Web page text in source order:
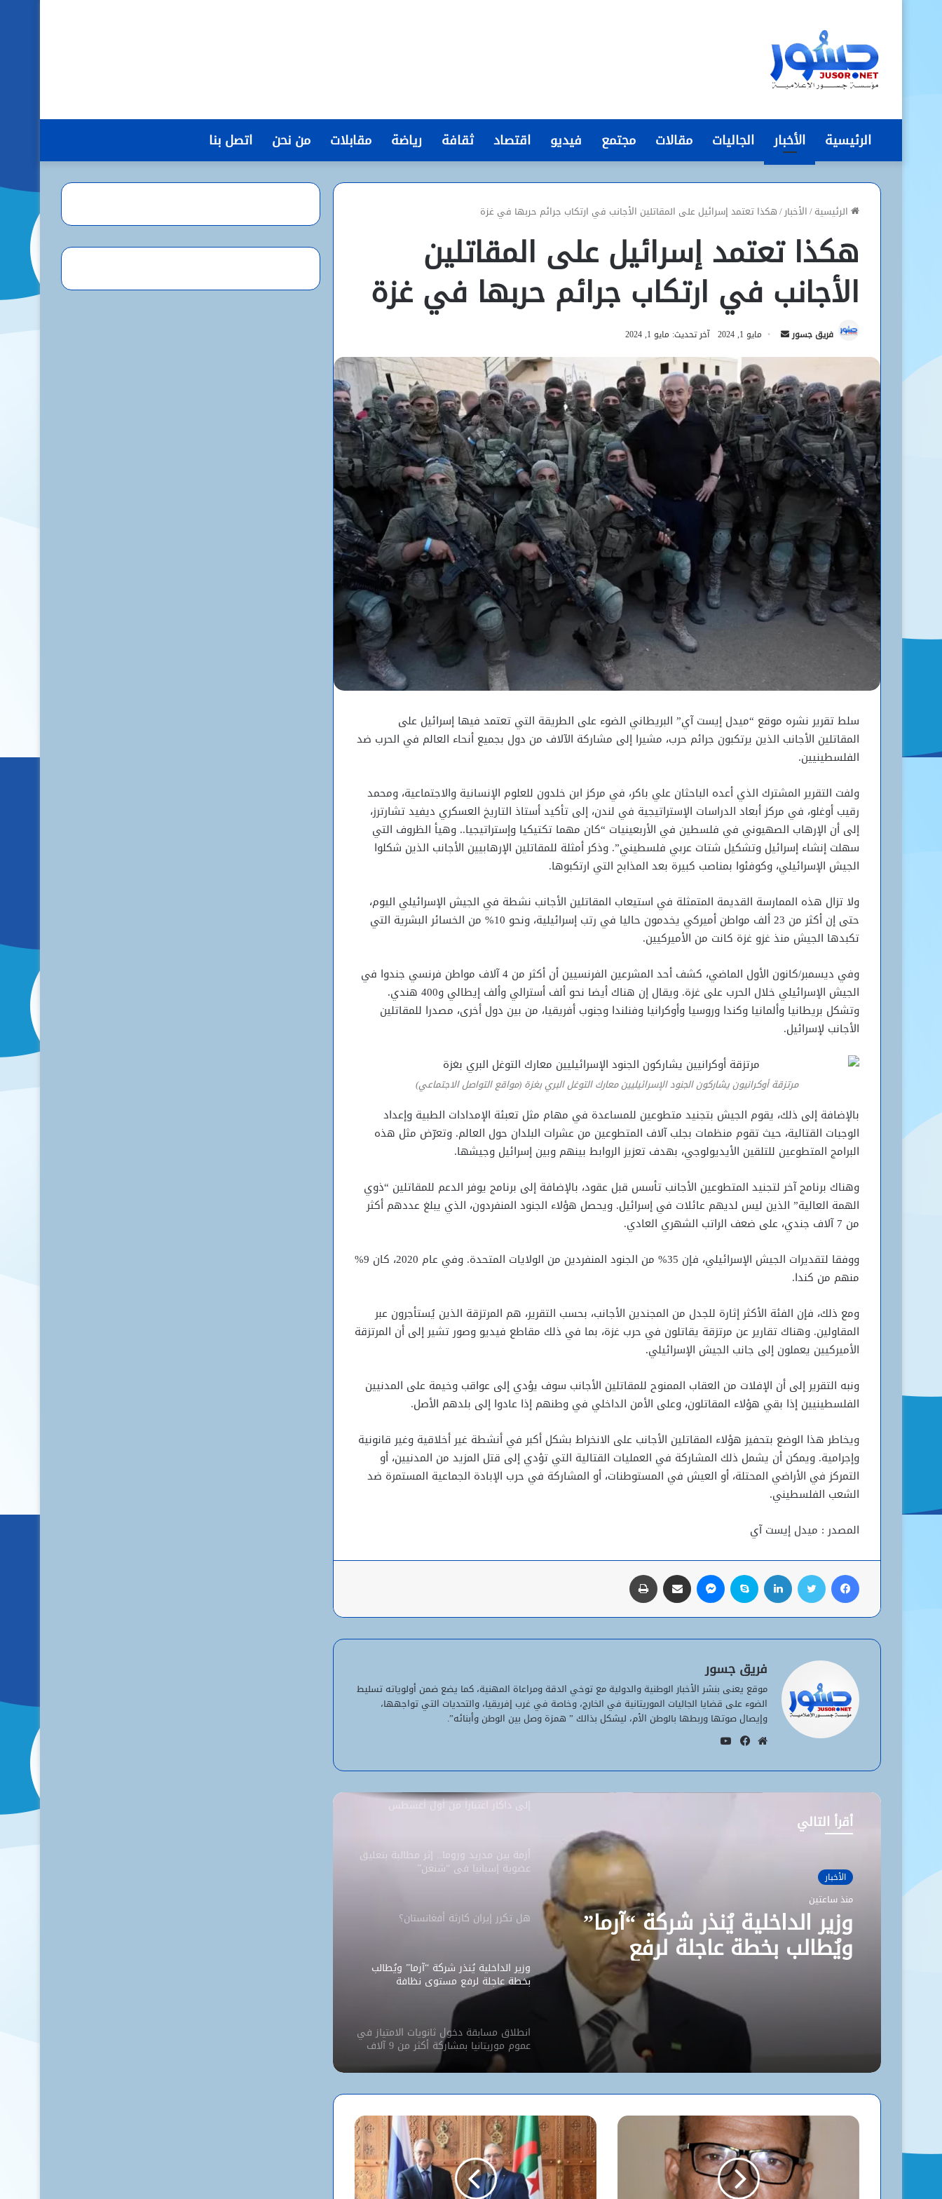
الرئيسية الأخبار الجاليات مقالات مجتمع فيديو اقتصاد ثقافة رياضة مقابلات من نحن اتصل بنا
الرئيسية/الأخبار/هكذا تعتمد إسرائيل على المقاتلين الأجانب في ارتكاب جرائم حربها في غزة
هكذا تعتمد إسرائيل على المقاتلين
الأجانب في ارتكاب جرائم حربها في غزة
فريق جسور
أرسل
إلكترونيا
مايو 1, 2024 آخر تحديث: مايو 1, 2024
سلط تقرير نشره موقع “ميدل إيست آي” البريطاني الضوء على الطريقة التي تعتمد فيها إسرائيل على
المقاتلين الأجانب الذين يرتكبون جرائم حرب، مشيرا إلى مشاركة الآلاف من دول بجميع أنحاء العالم في الحرب ضد
الفلسطينيين.
ولفت التقرير المشترك الذي أعده الباحثان علي باكر، في مركز ابن خلدون للعلوم الإنسانية والاجتماعية، ومحمد
رقيب أوغلو، في مركز أبعاد الدراسات الإستراتيجية في لندن، إلى تأكيد أستاذ التاريخ العسكري ديفيد تشارترز،
إلى أن الإرهاب الصهيوني في فلسطين في الأربعينيات “كان مهما تكتيكيا وإستراتيجيا.. وهيأ الظروف التي
سهلت إنشاء إسرائيل وتشكيل شتات عربي فلسطيني”. وذكر أمثلة للمقاتلين الإرهابيين الأجانب الذين شكلوا
الجيش الإسرائيلي، وكوفئوا بمناصب كبيرة بعد المذابح التي ارتكبوها.
ولا تزال هذه الممارسة القديمة المتمثلة في استيعاب المقاتلين الأجانب نشطة في الجيش الإسرائيلي اليوم،
حتى إن أكثر من 23 ألف مواطن أميركي يخدمون حاليا في رتب إسرائيلية، ونحو 10% من الخسائر البشرية التي
تكبدها الجيش منذ غزو غزة كانت من الأميركيين.
وفي ديسمبر/كانون الأول الماضي، كشف أحد المشرعين الفرنسيين أن أكثر من 4 آلاف مواطن فرنسي جندوا في
الجيش الإسرائيلي خلال الحرب على غزة. ويقال إن هناك أيضا نحو ألف أسترالي وألف إيطالي و400 هندي.
وتشكل بريطانيا وألمانيا وكندا وروسيا وأوكرانيا وفنلندا وجنوب أفريقيا، من بين دول أخرى، مصدرا للمقاتلين
الأجانب لإسرائيل.
مرتزقة أوكرانيون يشاركون الجنود الإسرائيليين معارك التوغل البري بغزة (مواقع التواصل الاجتماعي)
بالإضافة إلى ذلك، يقوم الجيش بتجنيد متطوعين للمساعدة في مهام مثل تعبئة الإمدادات الطبية وإعداد
الوجبات القتالية، حيث تقوم منظمات بجلب آلاف المتطوعين من عشرات البلدان حول العالم. وتعرّض مثل هذه
البرامج المتطوعين للتلقين الأيديولوجي، بهدف تعزيز الروابط بينهم وبين إسرائيل وجيشها.
وهناك برنامج آخر لتجنيد المتطوعين الأجانب تأسس قبل عقود، بالإضافة إلى برنامج يوفر الدعم للمقاتلين “ذوي
الهمة العالية” الذين ليس لديهم عائلات في إسرائيل. ويحصل هؤلاء الجنود المنفردون، الذي يبلغ عددهم أكثر
من 7 آلاف جندي، على ضعف الراتب الشهري العادي.
ووفقا لتقديرات الجيش الإسرائيلي، فإن 35% من الجنود المنفردين من الولايات المتحدة. وفي عام 2020، كان 9%
منهم من كندا.
ومع ذلك، فإن الفئة الأكثر إثارة للجدل من المجندين الأجانب، بحسب التقرير، هم المرتزقة الذين يُستأجرون عبر
المقاولين. وهناك تقارير عن مرتزقة يقاتلون في حرب غزة، بما في ذلك مقاطع فيديو وصور تشير إلى أن المرتزقة
الأميركيين يعملون إلى جانب الجيش الإسرائيلي.
ونبه التقرير إلى أن الإفلات من العقاب الممنوح للمقاتلين الأجانب سوف يؤدي إلى عواقب وخيمة على المدنيين
الفلسطينيين إذا بقي هؤلاء المقاتلون، وعلى الأمن الداخلي في وطنهم إذا عادوا إلى بلدهم الأصل.
ويخاطر هذا الوضع بتحفيز هؤلاء المقاتلين الأجانب على الانخراط بشكل أكبر في أنشطة غير أخلاقية وغير قانونية
وإجرامية. ويمكن أن يشمل ذلك المشاركة في العمليات القتالية التي تؤدي إلى قتل المزيد من المدنيين، أو
التمركز في الأراضي المحتلة، أو العيش في المستوطنات، أو المشاركة في حرب الإبادة الجماعية المستمرة ضد
الشعب الفلسطيني.
المصدر : ميدل إيست آي
فيسبوك تويتر لينكدإن سكايب ماسنجر مشاركة عبر البريد
فريق جسور
موقع يعنى بنشر الأخبار الوطنية والدولية مع توخي الدقة ومراعاة المهنية، كما يضع ضمن أولوياته تسليط
الضوء على قضايا الجاليات الموريتانية في الخارج، وخاصة في غرب إفريقيا، والتحديات التي تواجهها،
وإيصال صوتها وربطها بالوطن الأم، ليشكل بذالك ” همزة وصل بين الوطن وأبنائه”.
الويب
أقرأ التالي
الأخبار
منذ ساعتين
وزير الداخلية يُنذر شركة “آرما”
ويُطالب بخطة عاجلة لرفع
مستوى نظافة نواكشوط
الحوض الشرقي وكوركول (الجمعة)
سنوات الماضية أرست أسساً لاقتصاد أكثر
استقلالية وسيادة
“بنكيلي” يتصدر خدمات الدفع الإلكتروني
السفارة الأمريكية تحيل طلبات التأشيرة
إلى داكار اعتباراً من أول أغسطس
أزمة بين مدريد وروما.. إثر مطالبة بتعليق
عضوية إسبانيا في “شنغن”
هل تكرر إيران كارثة أفغانستان؟
وزير الداخلية يُنذر شركة “آرما” ويُطالب
بخطة عاجلة لرفع مستوى نظافة
نواكشوط
انطلاق مسابقة دخول ثانويات الامتياز في
عموم موريتانيا بمشاركة أكثر من 9 آلاف
مترشح
كيف استخدم الاحتلال سلاح الإبعاد للتفرد
البيت الأبيض يفتح أخطر ملفات كورونا..
ماذا حدث داخل مختبر ووهان؟